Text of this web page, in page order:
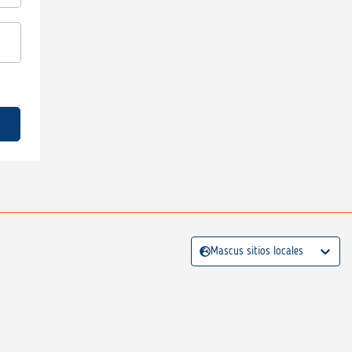
Mascus sitios locales